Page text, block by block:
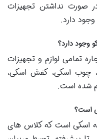
نداشتن تجهیزات
دارد.
وجود دارد؟
تمامی لوازم و تجهیزات
چوب اسکی، کفش اسکی،
شده است.
است؟
اسکی است که کلاس های